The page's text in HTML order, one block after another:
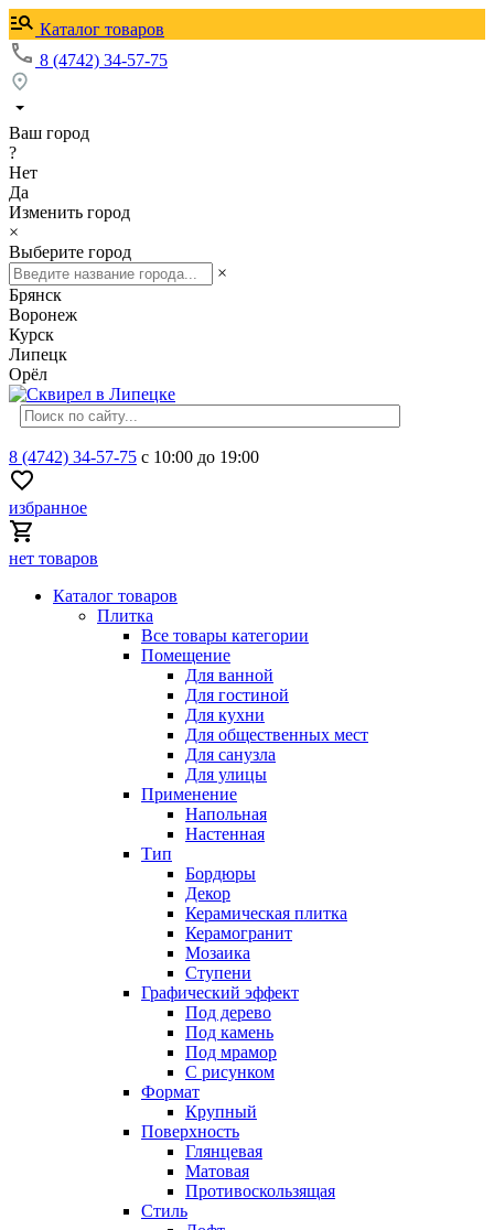
Каталог товаров
8 (4742) 34-57-75
Ваш город
?
Нет
Да
Изменить город
×
Выберите город
×
Брянск
Воронеж
Курск
Липецк
Орёл
8 (4742) 34-57-75 с 10:00 до 19:00
избранное
нет товаров
Каталог товаров
Плитка
Все товары категории
Помещение
Для ванной
Для гостиной
Для кухни
Для общественных мест
Для санузла
Для улицы
Применение
Напольная
Настенная
Тип
Бордюры
Декор
Керамическая плитка
Керамогранит
Мозаика
Ступени
Графический эффект
Под дерево
Под камень
Под мрамор
С рисунком
Формат
Крупный
Поверхность
Глянцевая
Матовая
Противоскользящая
Стиль